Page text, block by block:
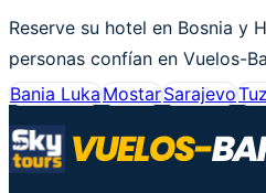
Reserve su hotel en Bosnia y
personas confían en Vuelos-
Bania LukaMostarSarajevo